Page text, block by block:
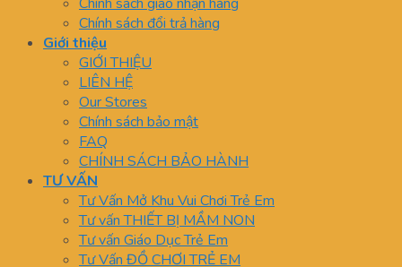
Chính sách đổi trả hàng
Giới thiệu
GIỚI THIỆU
LIÊN HỆ
Our Stores
Chính sách bảo mật
FAQ
CHÍNH SÁCH BẢO HÀNH
TƯ VẤN
Tư Vấn Mở Khu Vui Chơi Trẻ Em
Tư vấn THIẾT BỊ MẦM NON
Tư vấn Giáo Dục Trẻ Em
Tư Vấn ĐỒ CHƠI TRẺ EM